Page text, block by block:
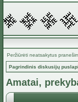
Peržiūrėti neatsakytus
Pagrindinis diskusijų
Amatai,